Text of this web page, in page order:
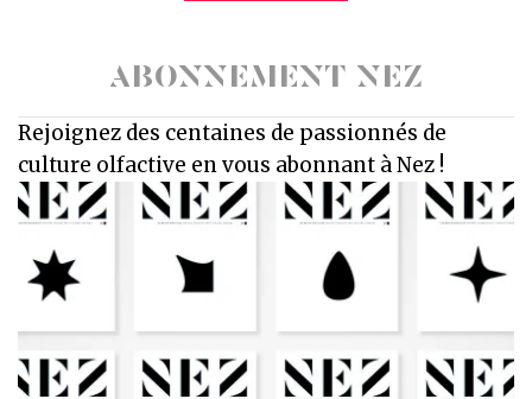
ABONNEMENT NEZ
Rejoignez des centaines de passionnés de
culture olfactive en vous abonnant à Nez !